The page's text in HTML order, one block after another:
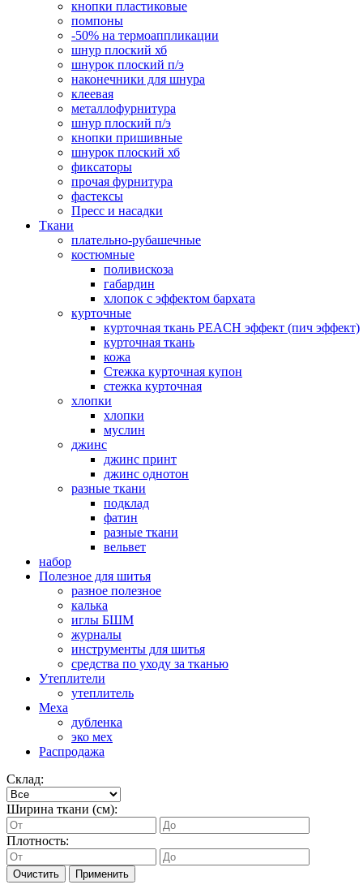
кнопки пластиковые
помпоны
-50% на термоаппликации
шнур плоский хб
шнурок плоский п/э
наконечники для шнура
клеевая
металлофурнитура
шнур плоский п/э
кнопки пришивные
шнурок плоский хб
фиксаторы
прочая фурнитура
фастексы
Пресс и насадки
Ткани
плательно-рубашечные
костюмные
поливискоза
габардин
хлопок с эффектом бархата
курточные
курточная ткань PEACH эффект (пич эффект)
курточная ткань
кожа
Стежка курточная купон
стежка курточная
хлопки
хлопки
муслин
джинс
джинс принт
джинс однотон
разные ткани
подклад
фатин
разные ткани
вельвет
набор
Полезное для шитья
разное полезное
калька
иглы БШМ
журналы
инструменты для шитья
средства по уходу за тканью
Утеплители
утеплитель
Меха
дубленка
эко мех
Распродажа
Склад:
Ширина ткани (см):
Плотность:
Очистить Применить